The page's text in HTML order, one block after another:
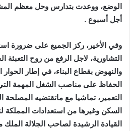
الوضع، ووعدت بتدارس وحل معظم
أجل أسبوع .
وفي الأخير، ركز الجميع على ضرورة
التشاورية، لاجل الرفع من روح التعبئة
والنهوض بقطاع البناء، في إطار
الحفاظ على مناصب الشغل المهمة
التعمير، تماشيا مع ماتقتضيه المصلحة
السكن وغيرها من استعدادات المملكة
القيادة الرشيدة لصاحب الجلالة